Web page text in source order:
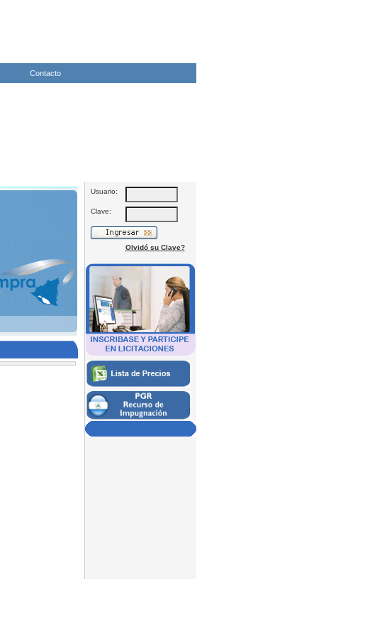
Contacto
Usuario:
Clave:
Olvidó su Clave?